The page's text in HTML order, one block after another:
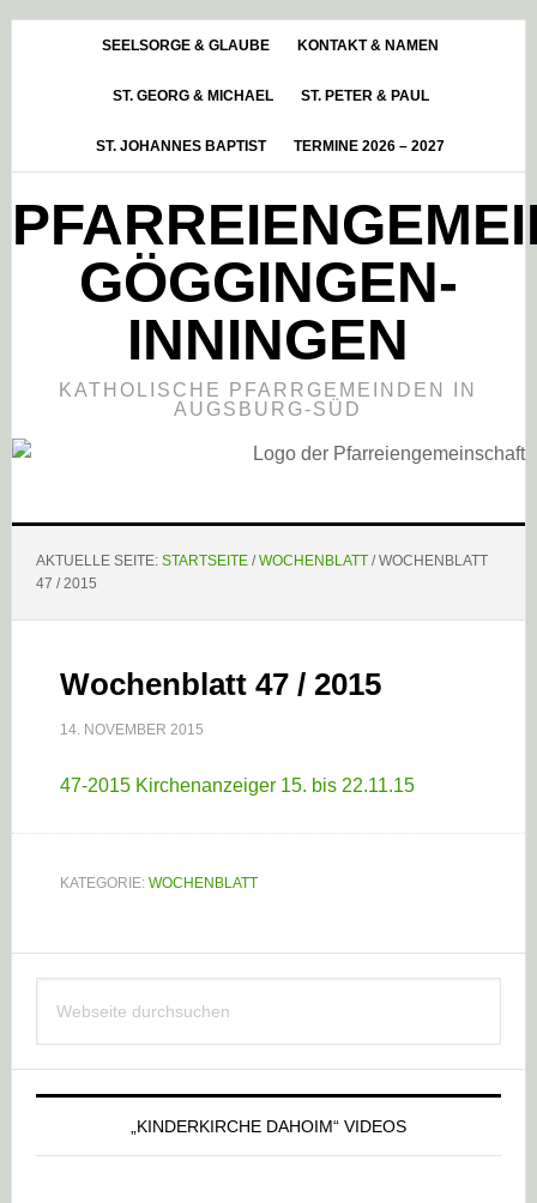
HauptsidebarSEELSORGE & GLAUBE KONTAKT & NAMEN
ST. GEORG & MICHAEL ST. PETER & PAUL
ST. JOHANNES BAPTIST TERMINE 2026 – 2027
GÖGGINGEN-
INNINGEN
KATHOLISCHE PFARRGEMEINDEN IN
AUGSBURG-SÜD
AKTUELLE SEITE: STARTSEITE / WOCHENBLATT /WOCHENBLATT
47 / 2015
Wochenblatt 47 / 2015
14. NOVEMBER 2015
47-2015 Kirchenanzeiger 15. bis 22.11.15
KATEGORIE: WOCHENBLATT
Haupt-
Sidebar
durchsuchen
„KINDERKIRCHE DAHOIM“ VIDEOS